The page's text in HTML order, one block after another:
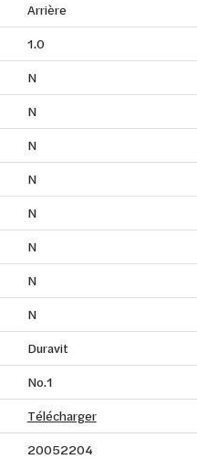
Arrière
1.0
N
N
N
N
N
N
N
N
Duravit
No.1
Télécharger
20052204